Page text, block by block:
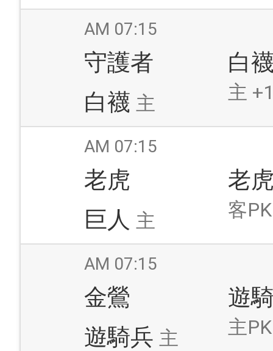
AM 07:15
守護者
白襪 主
白
主
AM 07:15
老虎
巨人 主
老
客PK
AM 07:15
金鶯
遊騎兵 主
遊
主PK